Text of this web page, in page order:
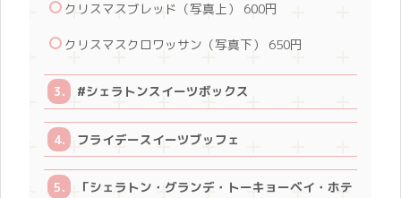
クリスマスブレッド（写真上） 600円
クリスマスクロワッサン（写真下） 650円
#シェラトンスイーツボックス
フライデースイーツブッフェ
「シェラトン・グランデ・トーキョーベイ・ホテ